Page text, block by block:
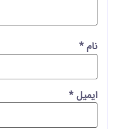
نام*
ایمیل*